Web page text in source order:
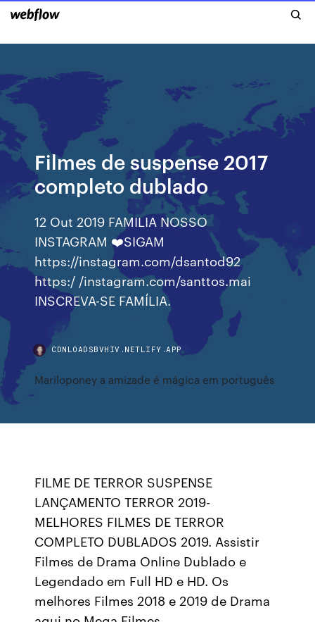
Filmes de suspense 2017
completo dublado
12 Out 2019 FAMILIA NOSSO
INSTAGRAM ❤️SIGAM
https://instagram.com/dsantod92
https:/ /instagram.com/santtos.mai
INSCREVA-SE FAMÍLIA.
CDNLOADSBVHIV.NETLIFY.APP
Mariloponey a amizade é mágica em português
FILME DE TERROR SUSPENSE
LANÇAMENTO TERROR 2019-
MELHORES FILMES DE TERROR
COMPLETO DUBLADOS 2019. Assistir
Filmes de Drama Online Dublado e
Legendado em Full HD e HD. Os
melhores Filmes 2018 e 2019 de Drama